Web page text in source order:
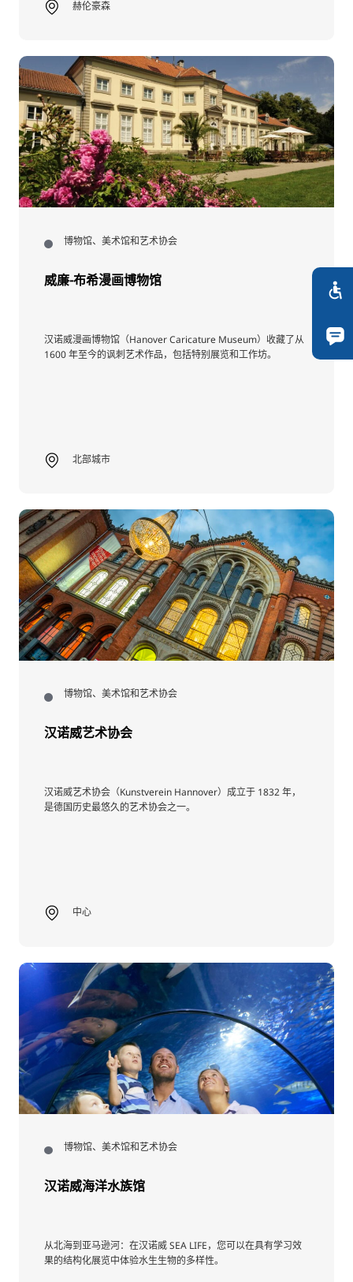
赫伦豪森
博物馆、美术馆和艺术协会
威廉-布希漫画博物馆
汉诺威漫画博物馆（Hanover Caricature Museum）收藏了从
1600 年至今的讽刺艺术作品，包括特别展览和工作坊。
北部城市
博物馆、美术馆和艺术协会
汉诺威艺术协会
汉诺威艺术协会（Kunstverein Hannover）成立于 1832 年，
是德国历史最悠久的艺术协会之一。
中心
博物馆、美术馆和艺术协会
汉诺威海洋水族馆
从北海到亚马逊河：在汉诺威 SEA LIFE，您可以在具有学习效
果的结构化展览中体验水生生物的多样性。